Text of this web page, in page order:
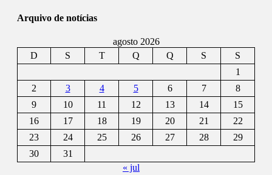
Arquivo de notícias
agosto 2026
D
S T Q Q S
S
1
2
3 4 5 6 7
8
9
10 11 12 13 14
15
16
17 18 19 20 21
22
23
24 25 26 27 28
29
30
31
« jul